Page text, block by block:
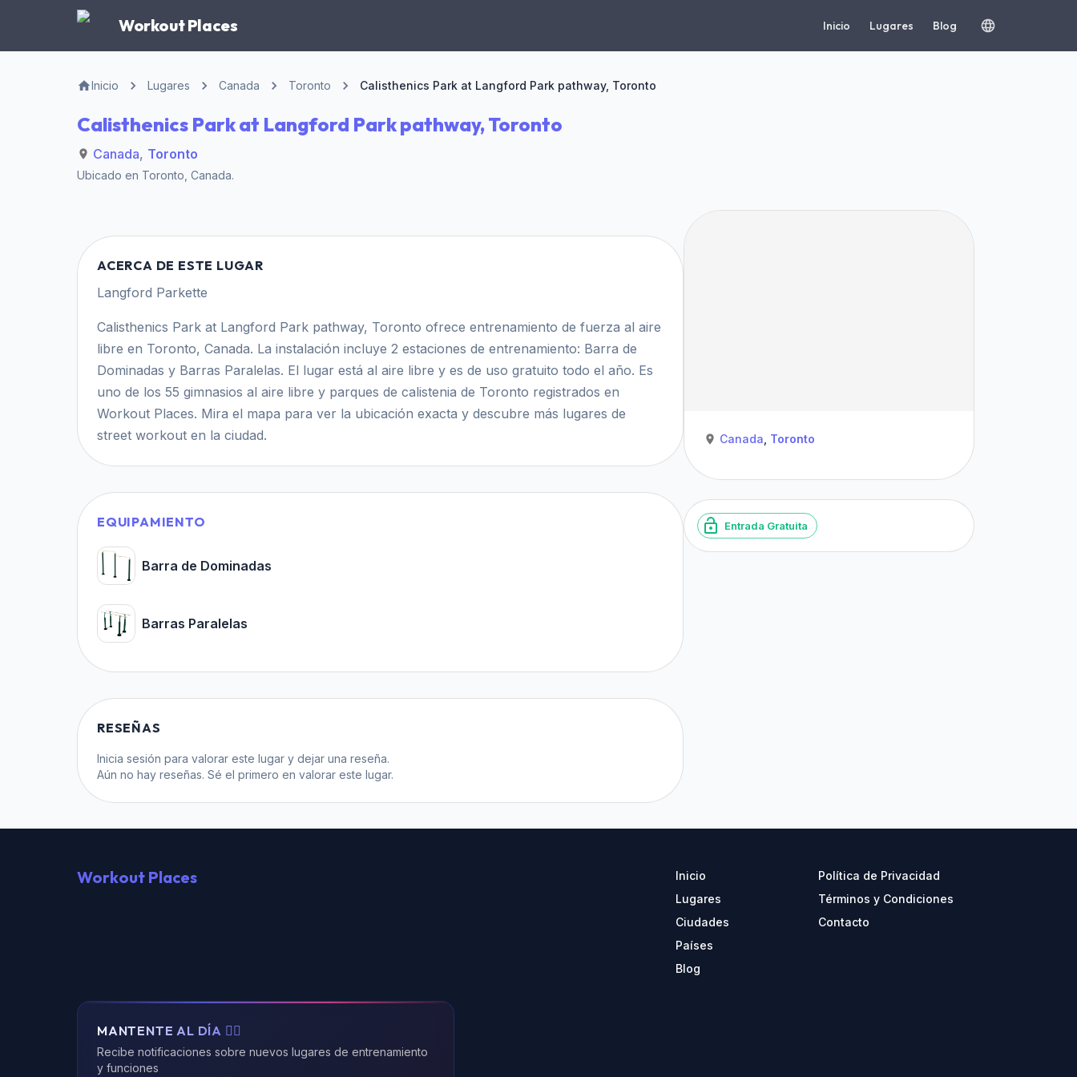
Workout Places Inicio Lugares Blog
Inicio Lugares Canada Toronto Calisthenics Park at Langford Park pathway, Toronto
Calisthenics Park at Langford Park pathway, Toronto
Canada, Toronto
Ubicado en Toronto Canada.
ACERCA DE ESTE LUGAR
Langford Parkette
Calisthenics Park at Langford Park pathway, Toronto ofrece entrenamiento de fuerza al aire
libre en Toronto, Canada. La instalación incluye 2 estaciones de entrenamiento: Barra de
Dominadas y Barras Paralelas. El lugar está al aire libre y es de uso gratuito todo el año. Es
uno de los 55 gimnasios al aire libre y parques de calistenia de Toronto registrados en
Workout Places. Mira el mapa para ver la ubicación exacta y descubre más lugares de
street workout en la ciudad.
EQUIPAMIENTO
Barra de Dominadas
Barras Paralelas
RESEÑAS
Inicia sesión para valorar este lugar y dejar una reseña.
Aún no hay reseñas. Sé el primero en valorar este lugar.
Canada Toronto
Entrada Gratuita
Workout Places
Inicio
Lugares
Ciudades
Países
Blog
Política de Privacidad
Términos y Condiciones
Contacto
MANTENTE AL DÍA 🏃‍♂️
Recibe notificaciones sobre nuevos lugares de entrenamiento
y funciones